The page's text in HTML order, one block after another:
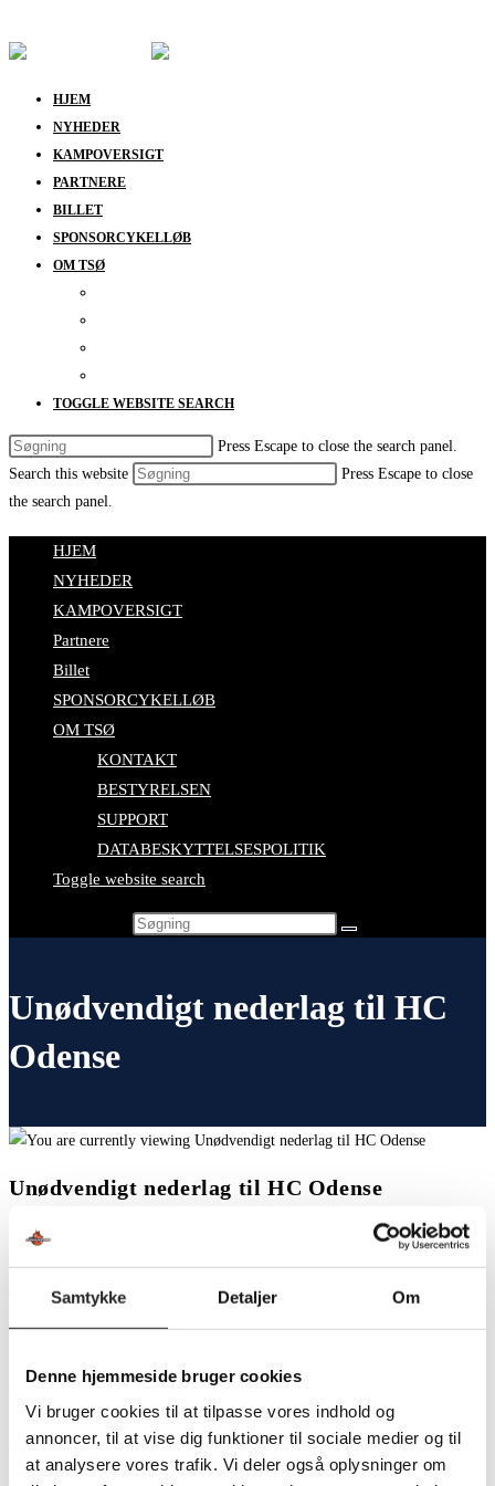
Samtykke Detaljer Om
Denne hjemmeside bruger cookies
Vi bruger cookies til at tilpasse vores indhold og
annoncer, til at vise dig funktioner til sociale medier og til
at analysere vores trafik. Vi deler også oplysninger om
HJEM
NYHEDER
KAMPOVERSIGT
PARTNERE
BILLET
SPONSORCYKELLØB
OM TSØ
TOGGLE WEBSITE SEARCH
Press Escape to close the search panel.
Search this website
Press Escape to close
the search panel.
HJEM
NYHEDER
KAMPOVERSIGT
Partnere
Billet
SPONSORCYKELLØB
OM TSØ
KONTAKT
BESTYRELSEN
SUPPORT
DATABESKYTTELSESPOLITIK
Toggle website search
Unødvendigt nederlag til HC
Odense
Unødvendigt nederlag til HC Odense
Så er der også i Lollands Bank Arena taget hul på 2025 i håndboldmæssig
forstand. Igen med forrygende opbakning fra lokalområdet – således var der
450 til førkampsarrangementer.
På banen blev der ligeledes lagt fint fra land på det spillemæssige plan.
orangeklædte modstandere fra Odense fik, var primært fra distancen, dog
med en sådan kvalitet, at Niclas Ludvigsen, der startede i kassen, havde
svært ved at komme i nærheden af afslutningerne.